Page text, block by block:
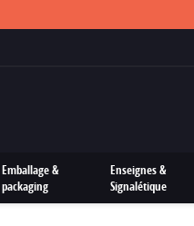
Emballage &
packaging
Enseignes &
Signalétique